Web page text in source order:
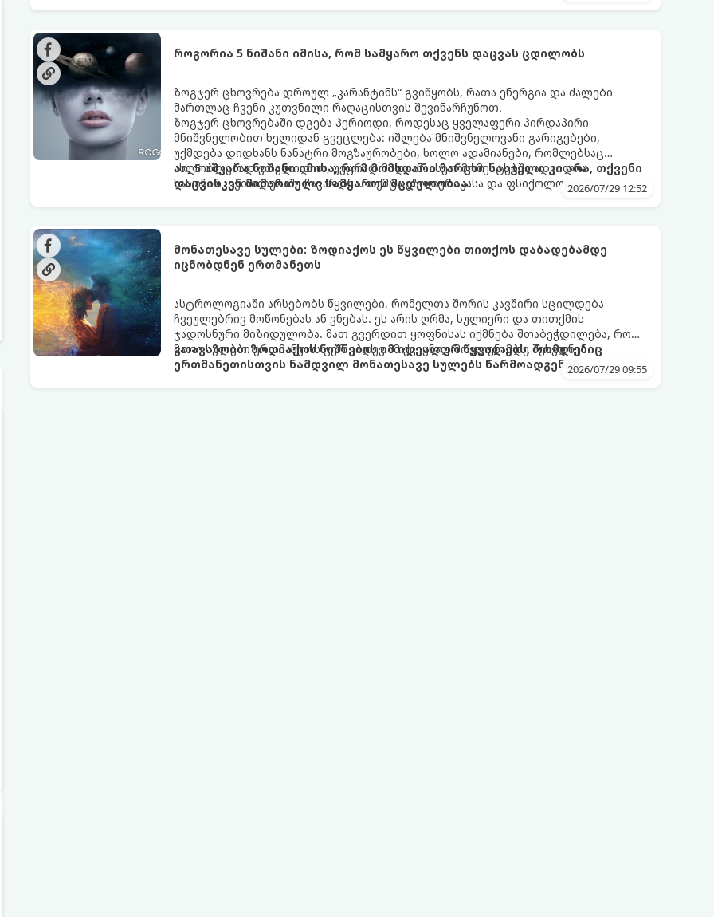
როგორია 5 ნიშანი იმისა, რომ სამყარო თქვენს დაცვას ცდილობს
ზოგჯერ ცხოვრება დროულ „კარანტინს“ გვიწყობს, რათა ენერგია და ძალები
მართლაც ჩვენი კუთვნილი რაღაცისთვის შევინარჩუნოთ.
ზოგჯერ ცხოვრებაში დგება პერიოდი, როდესაც ყველაფერი პირდაპირი
მნიშვნელობით ხელიდან გვეცლება: იშლება მნიშვნელოვანი გარიგებები,
უქმდება დიდხანს ნანატრი მოგზაურობები, ხოლო ადამიანები, რომლებსაც
ახლობლებად ვთვლიდით, უეცრად მიდიან. ასეთ მომენტებში ადვილია
სასოწარკვეთილებაში ჩავარდნა. თუმცა ეზოთერიკასა და ფსიქოლოგიაში ეს
აი, 5 აშკარა ნიშანი იმისა, რომ მომხდარი მარცხი სასჯელი კი არა, თქვენი
დაცვისკენ მიმართული სამყაროს მცდელობაა:
2026/07/29 12:52
მონათესავე სულები: ზოდიაქოს ეს წყვილები თითქოს დაბადებამდე
იცნობდნენ ერთმანეთს
ასტროლოგიაში არსებობს წყვილები, რომელთა შორის კავშირი სცილდება
ჩვეულებრივ მოწონებას ან ვნებას. ეს არის ღრმა, სულიერი და თითქმის
ჯადოსნური მიზიდულობა. მათ გვერდით ყოფნისას იქმნება შთაბეჭდილება, რომ
მათი სულები ერთმანეთს ჯერ კიდევ ამ ქვეყნად მოვლენამდე შეხვდნენ.
გთავაზობთ ზოდიაქოს ნიშნების იმ იდეალურ წყვილებს, რომლებიც
ერთმანეთისთვის ნამდვილ მონათესავე სულებს წარმოადგენენ:2026/07/29 09:55